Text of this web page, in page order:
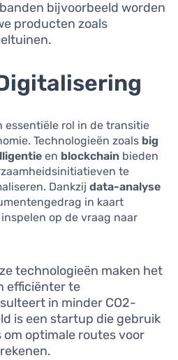
bijvoorbeeld worden
producten zoals
essentiële rol in de transitie
Technologieën zoals big
en blockchain bieden
te
Dankzij data-analyse
in kaart
op de vraag naar
technologieën maken het
efficiënter te
in minder CO2-
is een startup die gebruik
optimale routes voor